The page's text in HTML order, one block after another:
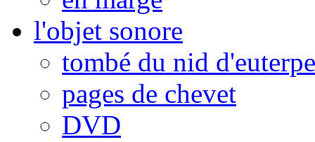
l'objet sonore
tombé du nid d'euterpe
pages de chevet
DVD